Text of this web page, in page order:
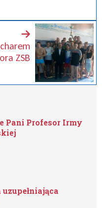
ZSB
Pani Profesor Irmy